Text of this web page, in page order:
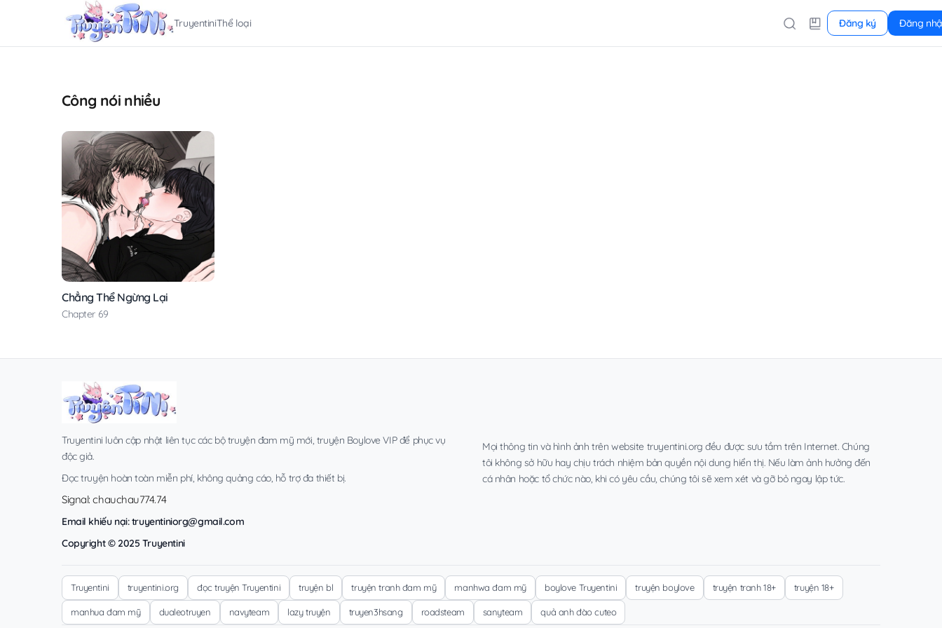
TruyentiniThể loại Đăng ký Đăng
Công nói nhiều
Chẳng Thể Ngừng Lại
Chapter 69
Truyentini luôn cập nhật liên tục các bộ truyện đam mỹ mới, truyện Boylove VIP để phục vụ
độc giả.
Đọc truyện hoàn toàn miễn phí, không quảng cáo, hỗ trợ đa thiết bị.
Signal: chauchau774.74
Email khiếu nại:truyentiniorg@gmail.com
Copyright © 2025 Truyentini
Mọi thông tin và hình ảnh trên website truyentini.org đều được sưu tầm trên Internet. Chúng
tôi không sở hữu hay chịu trách nhiệm bản quyền nội dung hiển thị. Nếu làm ảnh hưởng đến
cá nhân hoặc tổ chức nào, khi có yêu cầu, chúng tôi sẽ xem xét và gỡ bỏ ngay lập tức.
Truyentini truyentini.org đọc truyện Truyentini truyện bl truyện tranh đam mỹ manhwa đam mỹ boylove Truyentini truyện boylove truyện tranh 18+ truyện 18+
manhua đam mỹ dualeotruyen navyteam lazy truyện truyen3hsang roadsteam sanyteam quả anh đào cuteo